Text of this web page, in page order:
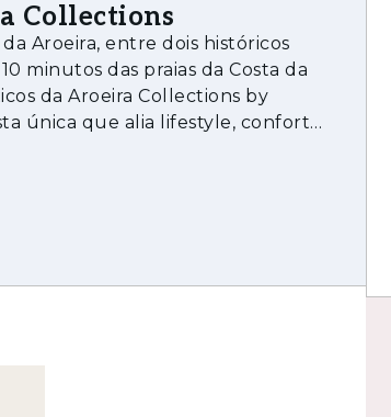
foram concebidos para permitir
de Exploração Turística em
a possibilidade de gerar
o usufruto da unidade em
tipologias T2 e T3. As unidades
de exploração desde o
– João Fávila Menezes, refletindo
da Aroeira. A arquitetura privilegia
entre construção e natureza,
Collections
Aroeira, entre dois históricos
minutos das praias da Costa da
da Aroeira Collections by
única que alia lifestyle, conforto